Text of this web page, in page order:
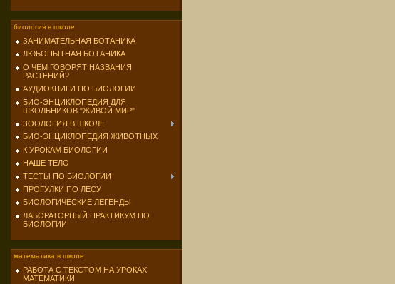
биология в школе
ЗАНИМАТЕЛЬНАЯ БОТАНИКА
ЛЮБОПЫТНАЯ БОТАНИКА
О ЧЕМ ГОВОРЯТ НАЗВАНИЯ
РАСТЕНИЙ?
АУДИОКНИГИ ПО БИОЛОГИИ
БИО-ЭНЦИКЛОПЕДИЯ ДЛЯ
ШКОЛЬНИКОВ "ЖИВОЙ МИР"
ЗООЛОГИЯ В ШКОЛЕ
БИО-ЭНЦИКЛОПЕДИЯ ЖИВОТНЫХ
К УРОКАМ БИОЛОГИИ
НАШЕ ТЕЛО
ТЕСТЫ ПО БИОЛОГИИ
ПРОГУЛКИ ПО ЛЕСУ
БИОЛОГИЧЕСКИЕ ЛЕГЕНДЫ
ЛАБОРАТОРНЫЙ ПРАКТИКУМ ПО
БИОЛОГИИ
математика в школе
РАБОТА С ТЕКСТОМ НА УРОКАХ
МАТЕМАТИКИ